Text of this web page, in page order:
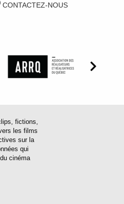
CONTACTEZ-NOUS
fictions,
les films
sur la
qui
cinéma